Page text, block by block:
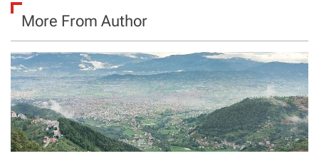
More From Author